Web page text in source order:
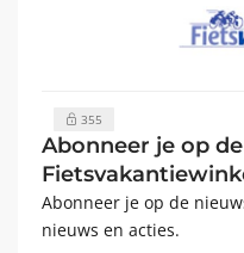
355
Abonneer je op de
Abonneer je op de
nieuws en acties.